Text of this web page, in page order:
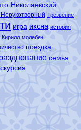
Николаевский
Трезвение
игра икона история
Кирилл молебен
поездка
семья